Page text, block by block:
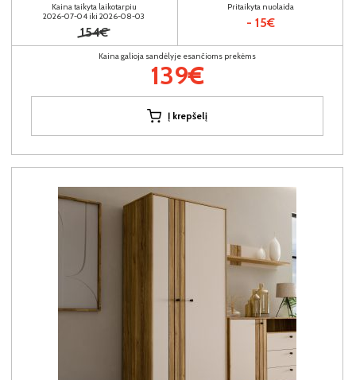
Kaina taikyta laikotarpiu
2026-07-04 iki 2026-08-03
154€
Pritaikyta nuolaida
- 15€
Kaina galioja sandėlyje esančioms prekėms
139€
Į krepšelį